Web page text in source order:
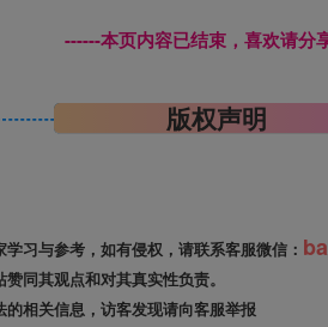
------本页内容已结束，喜欢请分
版权声明
习与参考，如有侵权，请联系客服微信：
同其观点和对其真实性负责。
相关信息，访客发现请向客服举报